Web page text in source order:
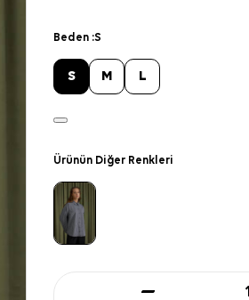
Beden :S
S M L
Ürünün Diğer Renkleri